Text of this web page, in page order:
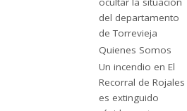
del departamento
de Torrevieja
Quienes Somos
Un incendio en El
Recorral de Rojales
es extinguido